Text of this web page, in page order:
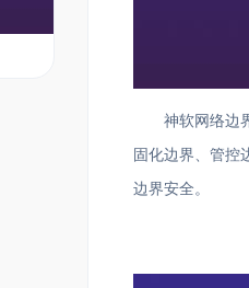
神软网络边
固化边界、管控
边界安全。